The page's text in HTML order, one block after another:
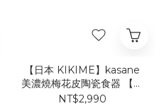
【日本 KIKIME】kasane
美濃燒梅花皮陶瓷食器 【三
層】
NT$2,990